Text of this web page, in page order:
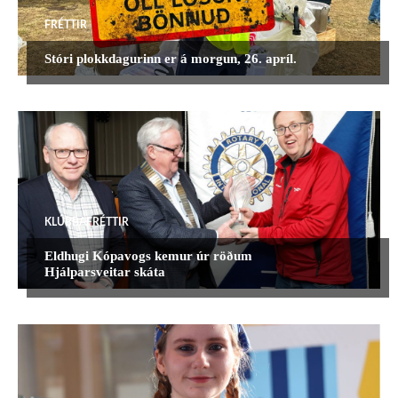
FRÉTTIR
Stóri plokkdagurinn er á morgun, 26. apríl.
KLÚBBAFRÉTTIR
Eldhugi Kópavogs kemur úr röðum
Hjálparsveitar skáta